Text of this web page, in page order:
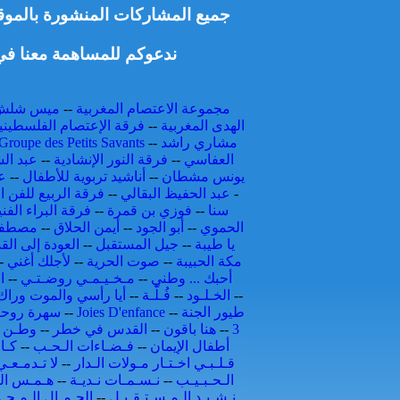
جميع المشاركات المنشورة
ندعوكم للمساهمة معنا
مجموعة الاعتصام المغربية -- ميس
الهدى المغربية -- فرقة الإعتصام
des Petits Savants -- مشاري راشد
العفاسي -- فرقة النور الإنشادية -- عبد
يونس مشطان -- أناشيد تربوية للأطفال --
- عبد الحفيظ البقالي -- فرقة الربيع للفن
سنا -- فوزي بن قمرة -- فرقة البراء
الحموي -- أبو الجود -- أيمن الحلاق --
يا طيبة -- جيل المستقبل -- العودة إلى
مكة الحبيبة -- صوت الحرية -- لأجلك أغني
أحبك ... وطني -- مـخـيـمـي روضـتـي --
الخـلـود -- فُـلّـة -- أيا رأسي والموت
--
سهرة -- Joies D'enfance -- طيور الجنة
3
--هنا باقون -- القدس في خطر -- وطـن
أطفال الإيمان -- فـضـاءات الـحـب --
قـلـبـي اخـتـار مـولات الـدار -- لا
الـحـبـيـب -- نـسـمـات نـديـة -- هـمـس
نـشـيـد الـمـسـتـقـبـل -- الجـمـال